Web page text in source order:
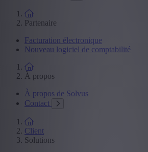
Partenaire
Facturation électronique
Nouveau logiciel de comptabilité
À propos
À propos de Solvus
Contact
Client
Solutions